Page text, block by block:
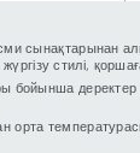
стилі,
деректер
орта